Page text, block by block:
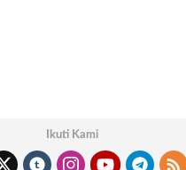
Ikuti Kami